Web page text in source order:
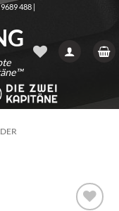
488 |